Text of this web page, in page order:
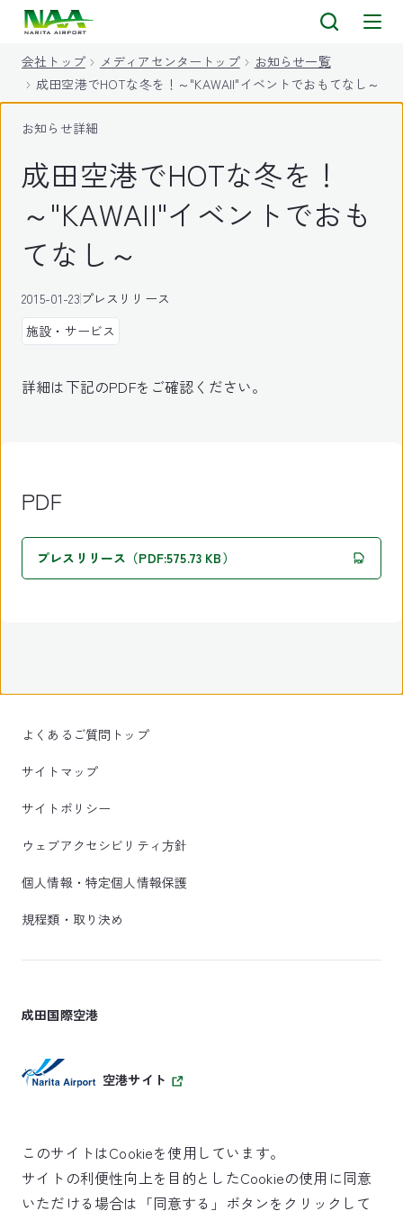
会社トップ メディアセンタートップ
お知らせ一覧
成田空港でHOTな冬を！～"KAWAII"イベントでおもてなし～
お知らせ詳細
成田空港でHOTな冬を！
～"KAWAII"イベントでおも
てなし～
2015-01-23プレスリリース
施設・サービス
詳細は下記のPDFをご確認ください。
PDF
プレスリリース（PDF:575.73 KB）
よくあるご質問トップ
サイトマップ
サイトポリシー
ウェブアクセシビリティ方針
個人情報・特定個人情報保護
規程類・取り決め
成田国際空港
空港サイト
SKYTRAX
このサイトはCookieを使用しています。
サイトの利便性向上を目的としたCookieの使用に同意
いただける場合は「同意する」ボタンをクリックして